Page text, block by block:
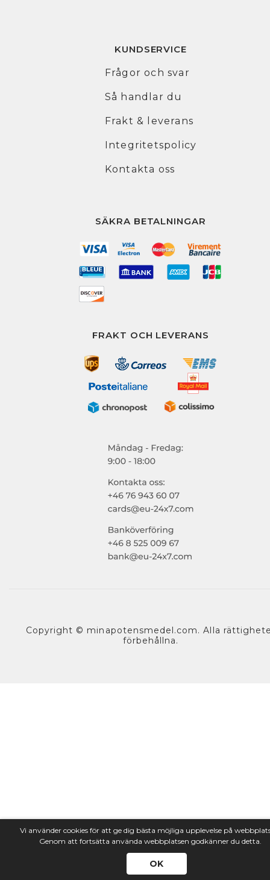
KUNDSERVICE
Frågor och svar
Så handlar du
Frakt & leverans
Integritetspolicy
Kontakta oss
SÄKRA BETALNINGAR
FRAKT OCH LEVERANS
Copyright © minapotensmedel.com. Alla
förbehållna.
Vi använder cookies för att ge dig bästa möjliga upplevelse på
Genom att fortsätta använda webbplatsen godkänner du detta.
OK